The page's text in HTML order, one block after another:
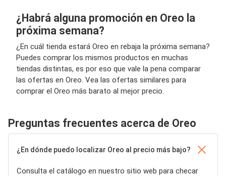
¿Habrá alguna promoción en Oreo la
próxima semana?
¿En cuál tienda estará Oreo en rebaja la próxima semana?
Puedes comprar los mismos productos en muchas
tiendas distintas, es por eso que vale la pena comparar
las ofertas en Oreo. Vea las ofertas similares para
comprar el Oreo más barato al mejor precio.
Preguntas frecuentes acerca de Oreo
¿En dónde puedo localizar Oreo al precio más bajo?
Consulta el catálogo en nuestro sitio web para checar